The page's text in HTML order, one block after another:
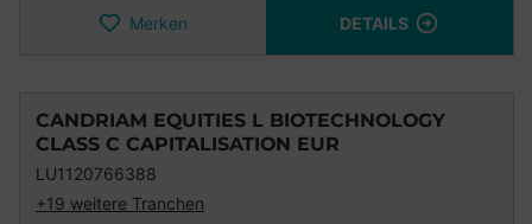
Merken DETAILS
CANDRIAM EQUITIES L BIOTECHNOLOGY
CLASS C CAPITALISATION EUR
LU1120766388
+19 weitere Tranchen